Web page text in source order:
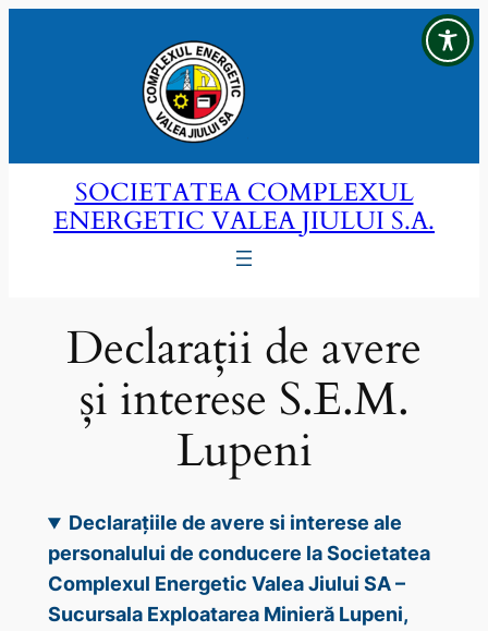
SOCIETATEA COMPLEXUL
ENERGETIC VALEA JIULUI S.A.
Declarații de avere
și interese S.E.M.
Lupeni
Declarațiile de avere si interese ale
personalului de conducere la Societatea
Complexul Energetic Valea Jiului SA –
Sucursala Exploatarea Minieră Lupeni,